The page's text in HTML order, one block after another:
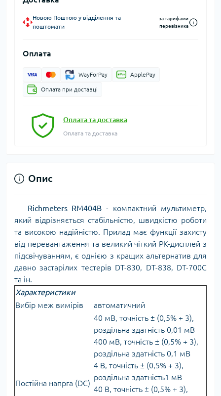
Новою Поштою у відділення та
поштомати
за тарифами
перевізника
Оплата
WayForPay ApplePay
Оплата при доставці
Оплата та доставка
Оплата та доставка
Опис
Richmeters RM404B - компактний мультиметр,
який відрізняється стабільністю, швидкістю роботи
та високою надійністю. Прилад має функції захисту
від перевантаження та великий чіткий РК-дисплей з
підсвічуванням, є однією з кращих альтернатив для
давно застарілих тестерів DT-830, DT-838, DT-700C
та ін.
Характеристики
Вибір меж вимірів
автоматичний
Постійна напрга (DC)
40 мВ, точність ± (0,5% + 3),
роздільна здатність 0,01 мВ
400 мВ, точність ± (0,5% + 3),
роздільна здатність 0,1 мВ
4 В, точність ± (0,5% + 3),
роздільна здатність1 мВ
40 В, точність ± (0,5% + 3),